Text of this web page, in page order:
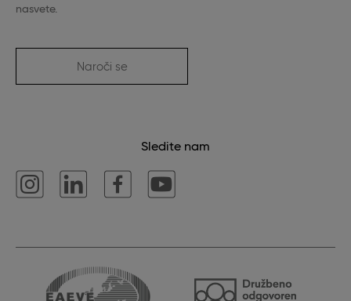
nasvete.
Naroči se
Sledite nam